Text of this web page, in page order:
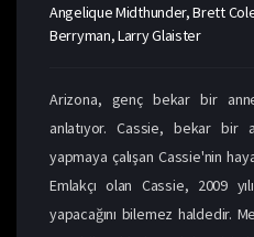
Angelique Midthunder, Brett
Berryman, Larry Glaister
Arizona, genç bekar bir
anlatıyor. Cassie, bekar bir
yapmaya çalışan Cassie'nin
Emlakçı olan Cassie, 2009
yapacağını bilemez haldedir.